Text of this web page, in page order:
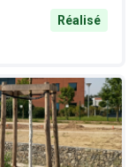
Réalisé